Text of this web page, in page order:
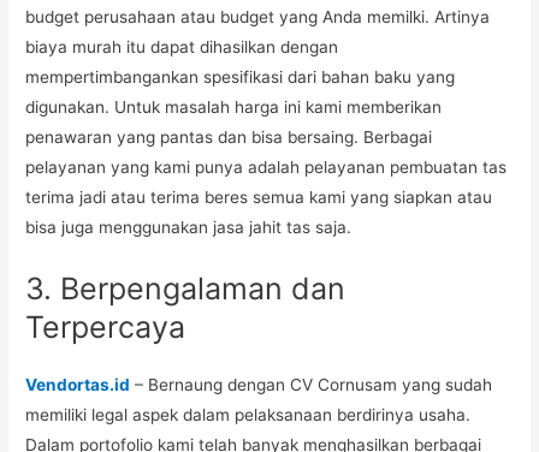
budget perusahaan atau budget yang Anda memilki. Artinya
biaya murah itu dapat dihasilkan dengan
mempertimbangankan spesifikasi dari bahan baku yang
digunakan. Untuk masalah harga ini kami memberikan
penawaran yang pantas dan bisa bersaing. Berbagai
pelayanan yang kami punya adalah pelayanan pembuatan tas
terima jadi atau terima beres semua kami yang siapkan atau
bisa juga menggunakan jasa jahit tas saja.
3. Berpengalaman dan
Terpercaya
Vendortas.id – Bernaung dengan CV Cornusam yang sudah
memiliki legal aspek dalam pelaksanaan berdirinya usaha.
Dalam portofolio kami telah banyak menghasilkan berbagai